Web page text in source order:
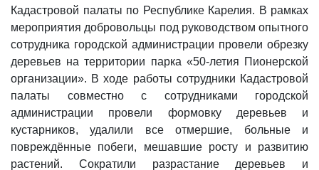
Кадастровой палаты по Республике Карелия. В рамках
мероприятия добровольцы под руководством опытного
сотрудника городской администрации провели обрезку
деревьев на территории парка «50-летия Пионерской
организации». В ходе работы сотрудники Кадастровой
палаты совместно с сотрудниками городской
администрации провели формовку деревьев и
кустарников, удалили все отмершие, больные и
повреждённые побеги, мешавшие росту и развитию
растений. Сократили разрастание деревьев и